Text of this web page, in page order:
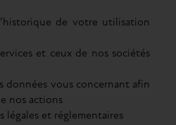
de votre utilisation
et ceux de nos sociétés
données vous concernant afin
nos actions
légales et réglementaires